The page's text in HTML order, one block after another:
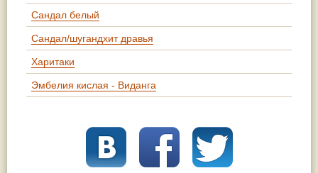
Сандал белый
Сандал/шугандхит дравья
Харитаки
Эмбелия кислая - Виданга